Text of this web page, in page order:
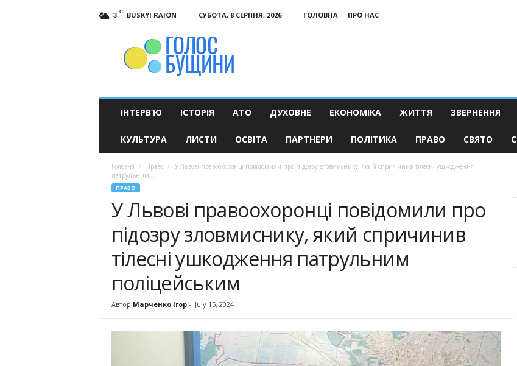
3 C BUSKYI RAION СУБОТА, 8 СЕРПНЯ, 2026 ГОЛОВНА
ПРО НАС
ІНТЕРВ’Ю ІСТОРІЯ АТО ДУХОВНЕ ЕКОНОМІКА ЖИТТЯ ЗВЕРНЕННЯ
КУЛЬТУРА ЛИСТИ ОСВІТА ПАРТНЕРИ ПОЛІТИКА ПРАВО СВЯТО
Головна Право
У Львові правоохоронці повідомили про підозру зловмиснику, який спричинив тілесні ушкодження
патрульним...
ПРАВО
У Львові правоохоронці повідомили про
підозру зловмиснику, який спричинив
тілесні ушкодження патрульним
поліцейським
Автор Марченко Ігор- July 15, 2024